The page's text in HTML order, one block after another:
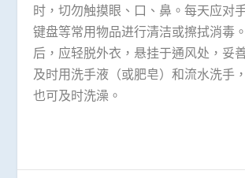
时，切勿触摸眼、口、鼻。每天应对
键盘等常用物品进行清洁或擦拭消毒
后，应轻脱外衣，悬挂于通风处，妥
及时用洗手液（或肥皂）和流水洗手
也可及时洗澡。